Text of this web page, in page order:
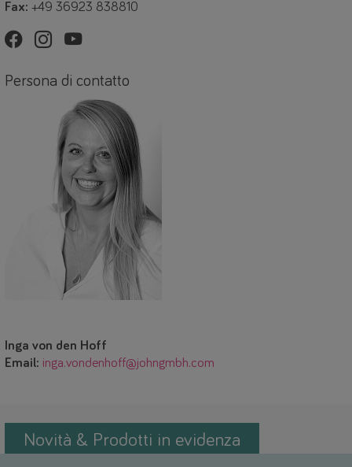
Fax: +49 36923 838810
Persona di contatto
Inga von den Hoff
Email: inga.vondenhoff@johngmbh.com
Novità & Prodotti in evidenza